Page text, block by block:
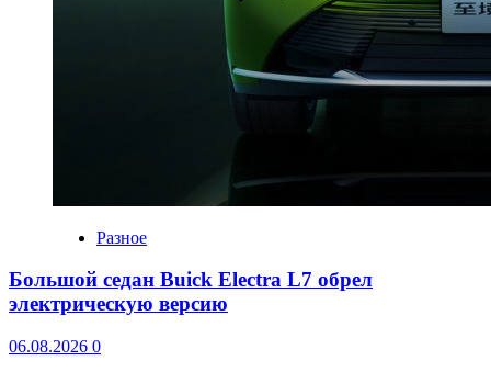
Разное
Большой седан Buick Electra L7 обрел
электрическую версию
06.08.2026 0